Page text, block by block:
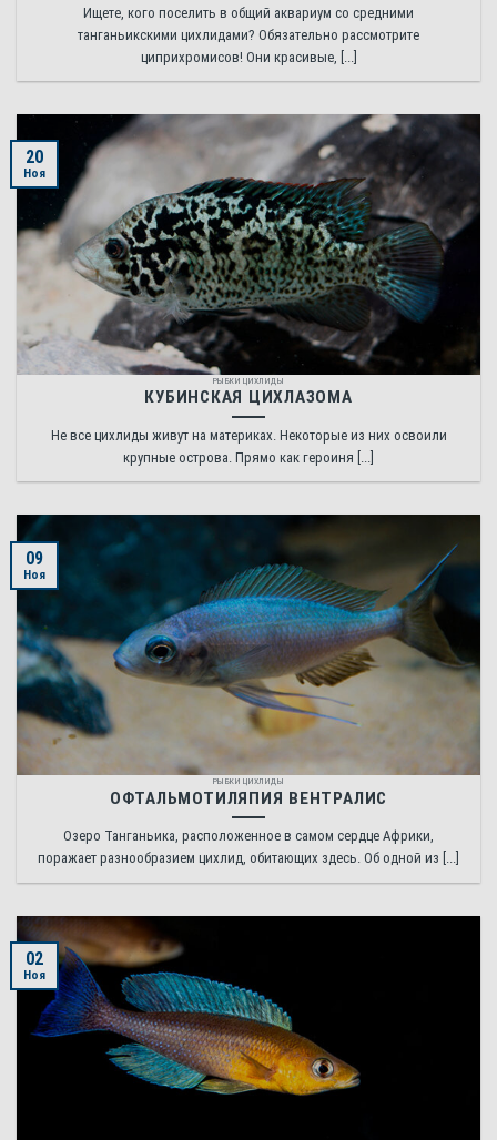
Ищете, кого поселить в общий аквариум со средними
танганьикскими цихлидами? Обязательно рассмотрите
циприхромисов! Они красивые, [...]
РЫБКИ ЦИХЛИДЫ
КУБИНСКАЯ ЦИХЛАЗОМА
Не все цихлиды живут на материках. Некоторые из них освоили
крупные острова. Прямо как героиня [...]
20
Ноя
РЫБКИ ЦИХЛИДЫ
ОФТАЛЬМОТИЛЯПИЯ ВЕНТРАЛИС
Озеро Танганьика, расположенное в самом сердце Африки,
поражает разнообразием цихлид, обитающих здесь. Об одной из [...]
09
Ноя
02
Ноя